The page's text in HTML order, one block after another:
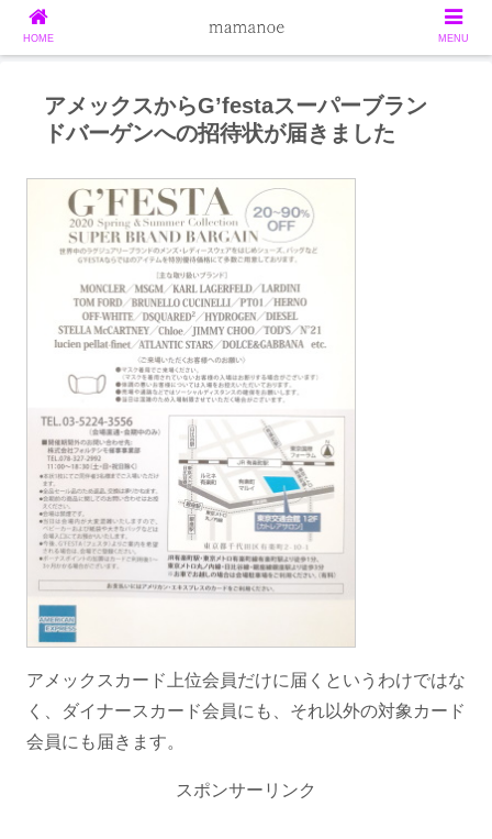
アメックスからG’festaスーパーブラン
ドバーゲンへの招待状が届きました
アメックスカード上位会員だけに届くというわけではな
く、ダイナースカード会員にも、それ以外の対象カード
会員にも届きます。
スポンサーリンク
HOME MENU